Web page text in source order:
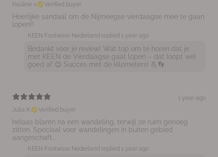
Pauline v.
Verified buyer
Heerlijke sandaal om de Nijmeegse vierdaagse mee te gaan
lopen!!
KEEN Footwear Nederland replied 1 year ago
Bedankt voor je review! Wat top om te horen dat je
met KEEN de Vierdaagse gaat lopen – dat loopt wel
goed af 😉 Succes met de kilometers! 💪👣
1 year ago
Julia K.
Verified buyer
helaas blaren na een wandeling, terwijl ze ruim genoeg
zitten. Speciaal voor wandelingen in buiten gebied
aangeschaft...
KEEN Footwear Nederland replied 1 year ago